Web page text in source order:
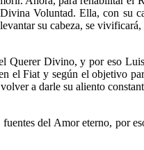
Voluntad. Ella, con su
su cabeza, se
Divino, y por eso
Fiat y según el objetivo
a darle su aliento
del Amor eterno, por